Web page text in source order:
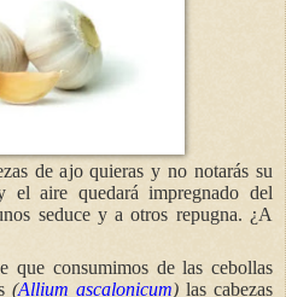
de ajo quieras y no notarás su
aire quedará impregnado del
seduce y a otros repugna. ¿A
que consumimos de las cebollas
(Allium ascalonicum)las cabezas